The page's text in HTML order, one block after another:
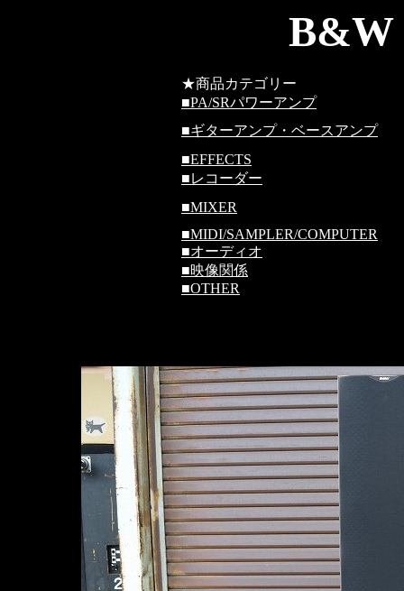
B&W
★商品カテゴリー
■PA/SRパワーアンプ
■ギターアンプ・ベースアンプ
■EFFECTS
■レコーダー
■MIXER
■MIDI/SAMPLER/COMPUTER
■オーディオ
■映像関係
■OTHER